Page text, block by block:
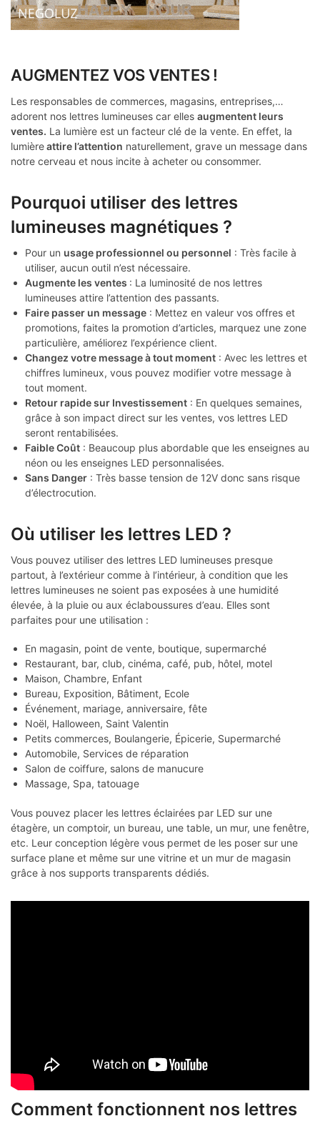
AUGMENTEZ VOS VENTES !
Les responsables de commerces, magasins, entreprises,…
adorent nos lettres lumineuses car elles augmentent leurs
ventes. La lumière est un facteur clé de la vente. En effet, la
lumièreattire l’attention naturellement, grave un message dans
notre cerveau et nous incite à acheter ou consommer.
Pourquoi utiliser des lettres
lumineuses magnétiques ?
Pour un usage professionnel ou personnel : Très facile à
utiliser, aucun outil n’est nécessaire.
Augmente les ventes : La luminosité de nos lettres
lumineuses attire l’attention des passants.
Faire passer un message : Mettez en valeur vos offres et
promotions, faites la promotion d’articles, marquez une zone
particulière, améliorez l’expérience client.
Changez votre message à tout moment : Avec les lettres et
chiffres lumineux, vous pouvez modifier votre message à
tout moment.
Retour rapide sur Investissement : En quelques semaines,
grâce à son impact direct sur les ventes, vos lettres LED
seront rentabilisées.
Faible Coût : Beaucoup plus abordable que les enseignes au
néon ou les enseignes LED personnalisées.
Sans Danger : Très basse tension de 12V donc sans risque
d’électrocution.
Où utiliser les lettres LED ?
Vous pouvez utiliser des lettres LED lumineuses presque
partout, à l’extérieur comme à l’intérieur, à condition que les
lettres lumineuses ne soient pas exposées à une humidité
élevée, à la pluie ou aux éclaboussures d’eau. Elles sont
parfaites pour une utilisation :
En magasin, point de vente, boutique, supermarché
Restaurant, bar, club, cinéma, café, pub, hôtel, motel
Maison, Chambre, Enfant
Bureau, Exposition, Bâtiment, Ecole
Événement, mariage, anniversaire, fête
Noël, Halloween, Saint Valentin
Petits commerces, Boulangerie, Épicerie, Supermarché
Automobile, Services de réparation
Salon de coiffure, salons de manucure
Massage, Spa, tatouage
Vous pouvez placer les lettres éclairées par LED sur une
étagère, un comptoir, un bureau, une table, un mur, une fenêtre,
etc. Leur conception légère vous permet de les poser sur une
surface plane et même sur une vitrine et un mur de magasin
grâce à nos supports transparents dédiés.
Comment fonctionnent nos lettres